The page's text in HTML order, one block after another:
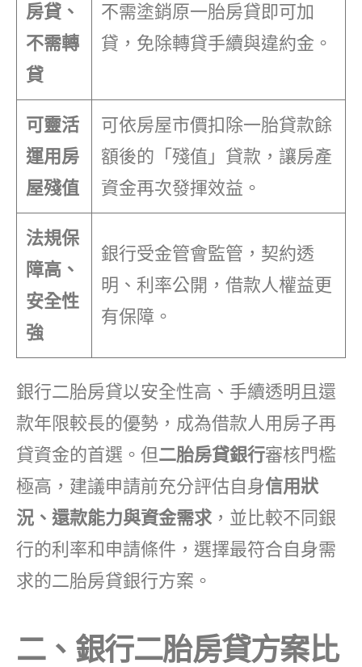
房貸、
不需轉
貸
不需塗銷原一胎房貸即可加
貸，免除轉貸手續與違約金。
可靈活
運用房
屋殘值
可依房屋市價扣除一胎貸款餘
額後的「殘值」貸款，讓房產
資金再次發揮效益。
法規保
障高、
安全性
強
銀行受金管會監管，契約透
明、利率公開，借款人權益更
有保障。
銀行二胎房貸以安全性高、手續透明且還
款年限較長的優勢，成為借款人用房子再
貸資金的首選。但二胎房貸銀行審核門檻
極高，建議申請前充分評估自身信用狀
況、還款能力與資金需求，並比較不同銀
行的利率和申請條件，選擇最符合自身需
求的二胎房貸銀行方案。
二、銀行二胎房貸方案比